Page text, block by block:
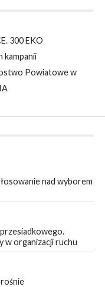
300 EKO
kampanii
Powiatowe w
nad wyborem
w organizacji ruchu